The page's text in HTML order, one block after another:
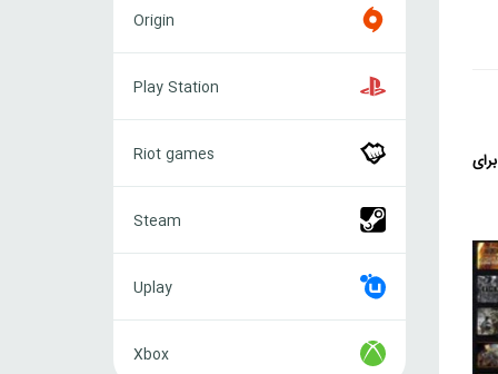
Origin
Station
Play Station
games
Riot games
Steam
Uplay
Xbox